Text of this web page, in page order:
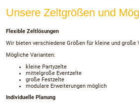
Unsere Zeltgrößen und
Flexible Zeltlösungen
Wir bieten verschiedene Größen für kleine und große
Mögliche Varianten:
kleine Partyzelte
mittelgroße Eventzelte
große Festzelte
modulare Erweiterungen möglich
Individuelle Planung